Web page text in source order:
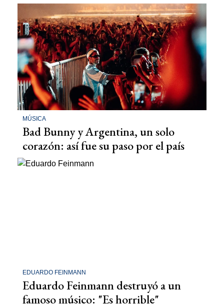
MÚSICA
Bad Bunny y Argentina, un solo
corazón: así fue su paso por el país
EDUARDO FEINMANN
Eduardo Feinmann destruyó a un
famoso músico: "Es horrible"